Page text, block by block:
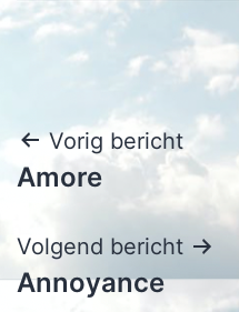
Bericht
navigatie
Vorig bericht
Amore
Volgend bericht
Annoyance